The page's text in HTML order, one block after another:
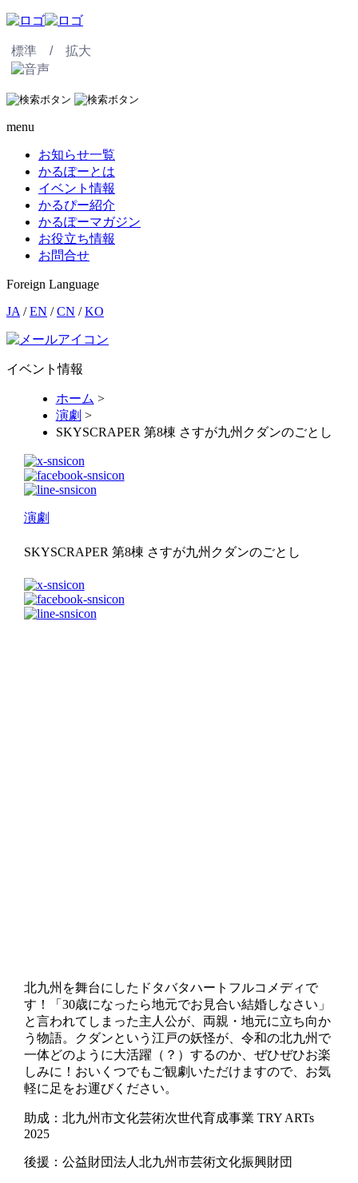
標準 / 拡大
menu
お知らせ一覧
かるぽーとは
イベント情報
かるぴー紹介
かるぽーマガジン
お役立ち情報
お問合せ
Foreign Language
JA /EN /CN /KO
イベント情報
ホーム >
演劇 >
SKYSCRAPER 第8棟 さすが九州クダンのごとし
演劇
SKYSCRAPER 第8棟 さすが九州クダンのごとし
北九州を舞台にしたドタバタハートフルコメディで
す！「30歳になったら地元でお見合い結婚しなさい」
と言われてしまった主人公が、両親・地元に立ち向か
う物語。クダンという江戸の妖怪が、令和の北九州で
一体どのように大活躍（？）するのか、ぜひぜひお楽
しみに！おいくつでもご観劇いただけますので、お気
軽に足をお運びください。
助成：北九州市文化芸術次世代育成事業 TRY ARTs
2025
後援：公益財団法人北九州市芸術文化振興財団